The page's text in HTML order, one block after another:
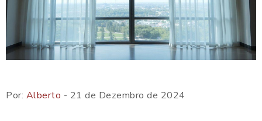
Por: Alberto - 21 de Dezembro de 2024